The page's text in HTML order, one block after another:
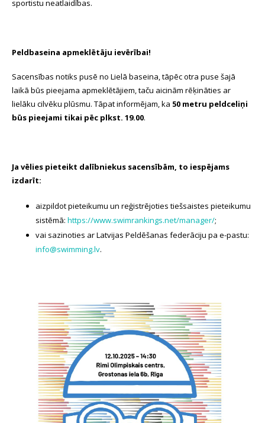
sportistu neatlaidības.
Peldbaseina apmeklētāju ievērībai!
Sacensības notiks pusē no Lielā baseina, tāpēc otra puse šajā
laikā būs pieejama apmeklētājiem, taču aicinām rēķināties ar
lielāku cilvēku plūsmu. Tāpat informējam, ka 50 metru peldceliņi
būs pieejami tikai pēc plkst. 19.00.
Ja vēlies pieteikt dalībniekus sacensībām, to iespējams
izdarīt:
aizpildot pieteikumu un reģistrējoties tiešsaistes pieteikumu
sistēmā: https://www.swimrankings.net/manager/;
vai sazinoties ar Latvijas Peldēšanas federāciju pa e-pastu:
info@swimming.lv.